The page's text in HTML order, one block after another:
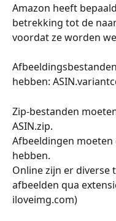
Amazon heeft
betrekking tot de
voordat ze worden
hebben:
Zip-bestanden
ASIN.zip.
Afbeeldingen moeten
hebben.
Online zijn er diverse
afbeelden qua
iloveimg.com)